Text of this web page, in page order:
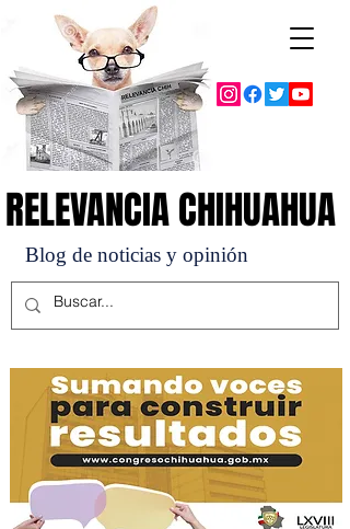
Blog de noticias y opinión
RELEVANCIA CHIHUAHUA
RELEVANCIA CHIHUAHUA